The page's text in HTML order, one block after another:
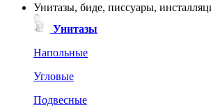
Унитазы, биде, писсуары,
Унитазы
Напольные
Угловые
Подвесные